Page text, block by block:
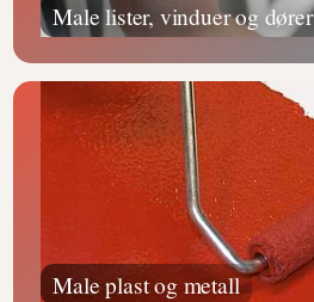
Male lister, vinduer og dører
Male plast og metall